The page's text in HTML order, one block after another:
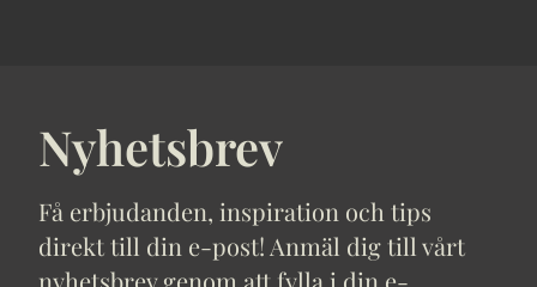
Nyhetsbrev
Få erbjudanden, inspiration och tips
direkt till din e-post! Anmäl dig till vårt